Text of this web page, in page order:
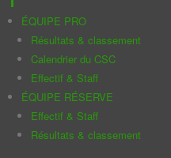
ÉQUIPE PRO
Résultats & classement
Calendrier du CSC
Effectif & Staff
ÉQUIPE RÉSERVE
Effectif & Staff
Résultats & classement